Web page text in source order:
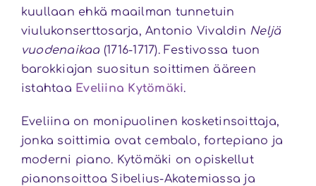
kuullaan ehkä maailman tunnetuin
viulukonserttosarja, Antonio Vivaldin Neljä
vuodenaikaa (1716-1717). Festivossa tuon
barokkiajan suositun soittimen ääreen
istahtaa Eveliina Kytömäki.
Eveliina on monipuolinen kosketinsoittaja,
jonka soittimia ovat cembalo, fortepiano ja
moderni piano. Kytömäki on opiskellut
pianonsoittoa Sibelius-Akatemiassa ja